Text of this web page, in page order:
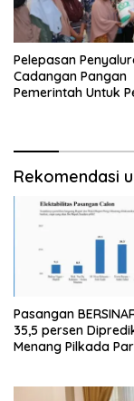
Pelepasan
Cadangan Pangan
Pemerintah Untuk
Rekomendasi
Pasangan
35,5 persen
Menang Pilkada